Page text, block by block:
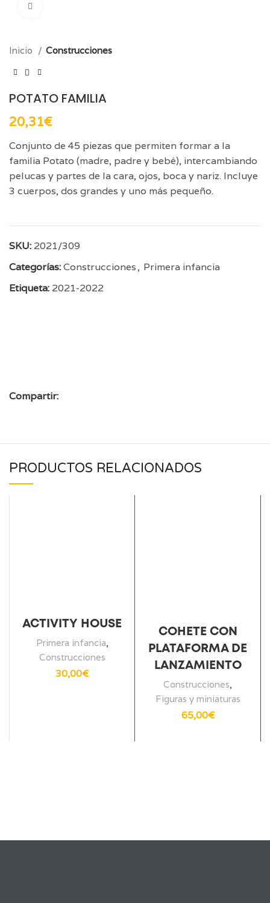
Inicio Construcciones
POTATO FAMILIA
20,31€
Conjunto de 45 piezas que permiten formar a la
familia Potato (madre, padre y bebé), intercambiando
pelucas y partes de la cara, ojos, boca y nariz. Incluye
3 cuerpos, dos grandes y uno más pequeño.
SKU: 2021/309
Categorías:Construcciones, Primera infancia
Etiqueta: 2021-2022
Compartir:
PRODUCTOS RELACIONADOS
ACTIVITY HOUSE
Primera infancia,
Construcciones
30,00€
COHETE CON
PLATAFORMA DE
LANZAMIENTO
Construcciones,
Figuras y miniaturas
65,00€